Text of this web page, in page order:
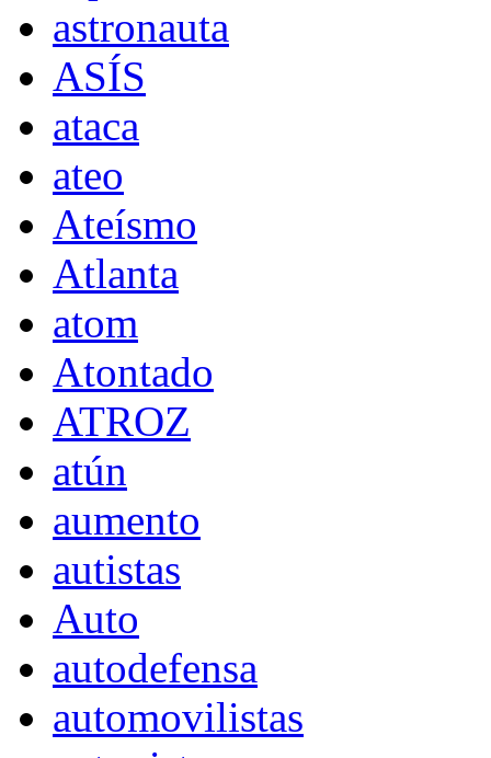
astronauta
ASÍS
ataca
ateo
Ateísmo
Atlanta
atom
Atontado
ATROZ
atún
aumento
autistas
Auto
autodefensa
automovilistas